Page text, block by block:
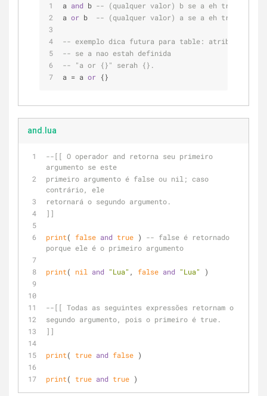
a and b -- (qualquer valor) b se a eh true, caso
a or b -- (qualquer valor) a se a eh true, caso
-- exemplo dica futura para table: atribua a
-- se a nao estah definida
-- "a or {}" serah {}.
a = a or {}
and.lua
--[[ O operador and retorna seu primeiro
argumento se este
primeiro argumento é false ou nil; caso
contrário, ele
retornará o segundo argumento.
]]
print( false and true ) -- false é retornado
porque ele é o primeiro argumento
print( nil and "Lua" , false and "Lua" )
--[[ Todas as seguintes expressões retornam o
segundo argumento, pois o primeiro é true.
]]
print( true and false )
print( true and true )